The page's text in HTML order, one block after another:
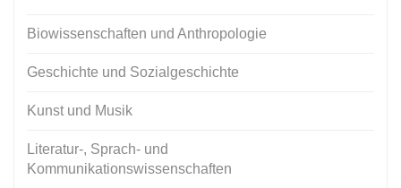
Biowissenschaften und Anthropologie
Geschichte und Sozialgeschichte
Kunst und Musik
Literatur-, Sprach- und
Kommunikationswissenschaften